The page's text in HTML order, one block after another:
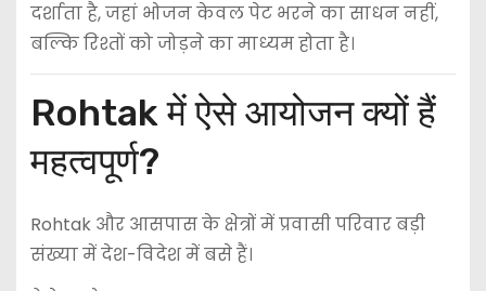
दर्शाता है, जहां भोजन केवल पेट भरने का साधन नहीं,
बल्कि रिश्तों को जोड़ने का माध्यम होता है।
Rohtak में ऐसे आयोजन क्यों हैं
महत्वपूर्ण?
Rohtak और आसपास के क्षेत्रों में प्रवासी परिवार बड़ी
संख्या में देश-विदेश में बसे हैं।